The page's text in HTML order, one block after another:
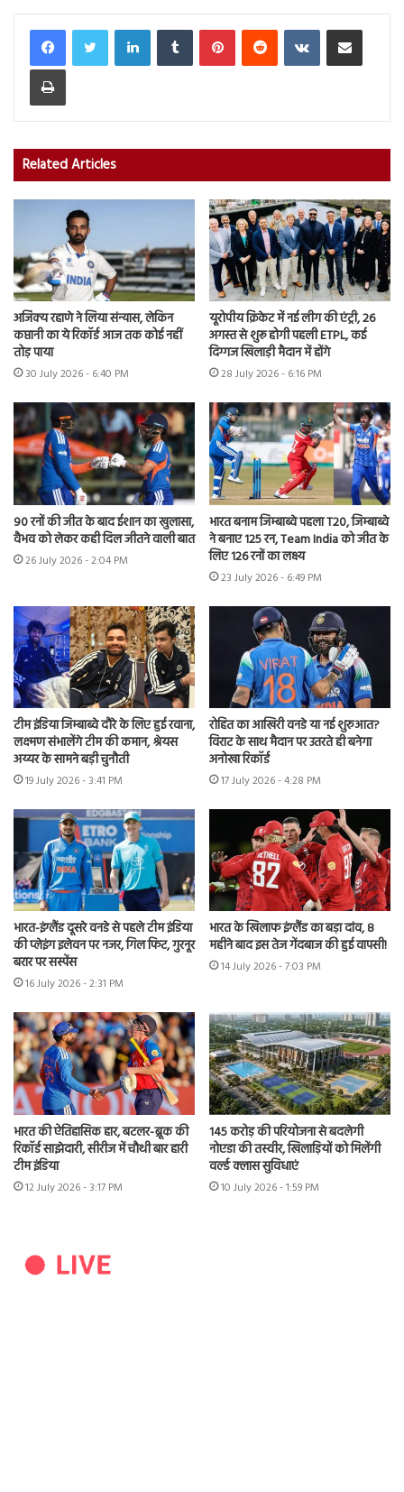
LinkedInTumblr PinterestReddit VKontakteShare via Email
Print
Related Articles
अजिंक्य रहाणे ने लिया संन्यास, लेकिन
कप्तानी का ये रिकॉर्ड आज तक कोई नहीं
तोड़ पाया
30 July 2026 - 6:40 PM
यूरोपीय क्रिकेट में नई लीग की एंट्री, 26
अगस्त से शुरू होगी पहली ETPL, कई
दिग्गज खिलाड़ी मैदान में होंगे
28 July 2026 - 6:16 PM
90 रनों की जीत के बाद ईशान का खुलासा,
वैभव को लेकर कही दिल जीतने वाली बात
26 July 2026 - 2:04 PM
भारत बनाम जिम्बाब्वे पहला T20, जिम्बाब्वे
ने बनाए 125 रन, Team India को जीत के
लिए 126 रनों का लक्ष्य
23 July 2026 - 6:49 PM
टीम इंडिया जिम्बाब्वे दौरे के लिए हुई रवाना,
लक्ष्मण संभालेंगे टीम की कमान, श्रेयस
अय्यर के सामने बड़ी चुनौती
19 July 2026 - 3:41 PM
रोहित का आखिरी वनडे या नई शुरुआत?
विराट के साथ मैदान पर उतरते ही बनेगा
अनोखा रिकॉर्ड
17 July 2026 - 4:28 PM
भारत-इंग्लैंड दूसरे वनडे से पहले टीम इंडिया
की प्लेइंग इलेवन पर नजर, गिल फिट, गुरनूर
बरार पर सस्पेंस
16 July 2026 - 2:31 PM
भारत के खिलाफ इंग्लैंड का बड़ा दांव, 8
महीने बाद इस तेज गेंदबाज की हुई वापसी!
14 July 2026 - 7:03 PM
भारत की ऐतिहासिक हार, बटलर-ब्रूक की
रिकॉर्ड साझेदारी, सीरीज में चौथी बार हारी
टीम इंडिया
12 July 2026 - 3:17 PM
145 करोड़ की परियोजना से बदलेगी
नोएडा की तस्वीर, खिलाड़ियों को मिलेंगी
वर्ल्ड क्लास सुविधाएं
10 July 2026 - 1:59 PM